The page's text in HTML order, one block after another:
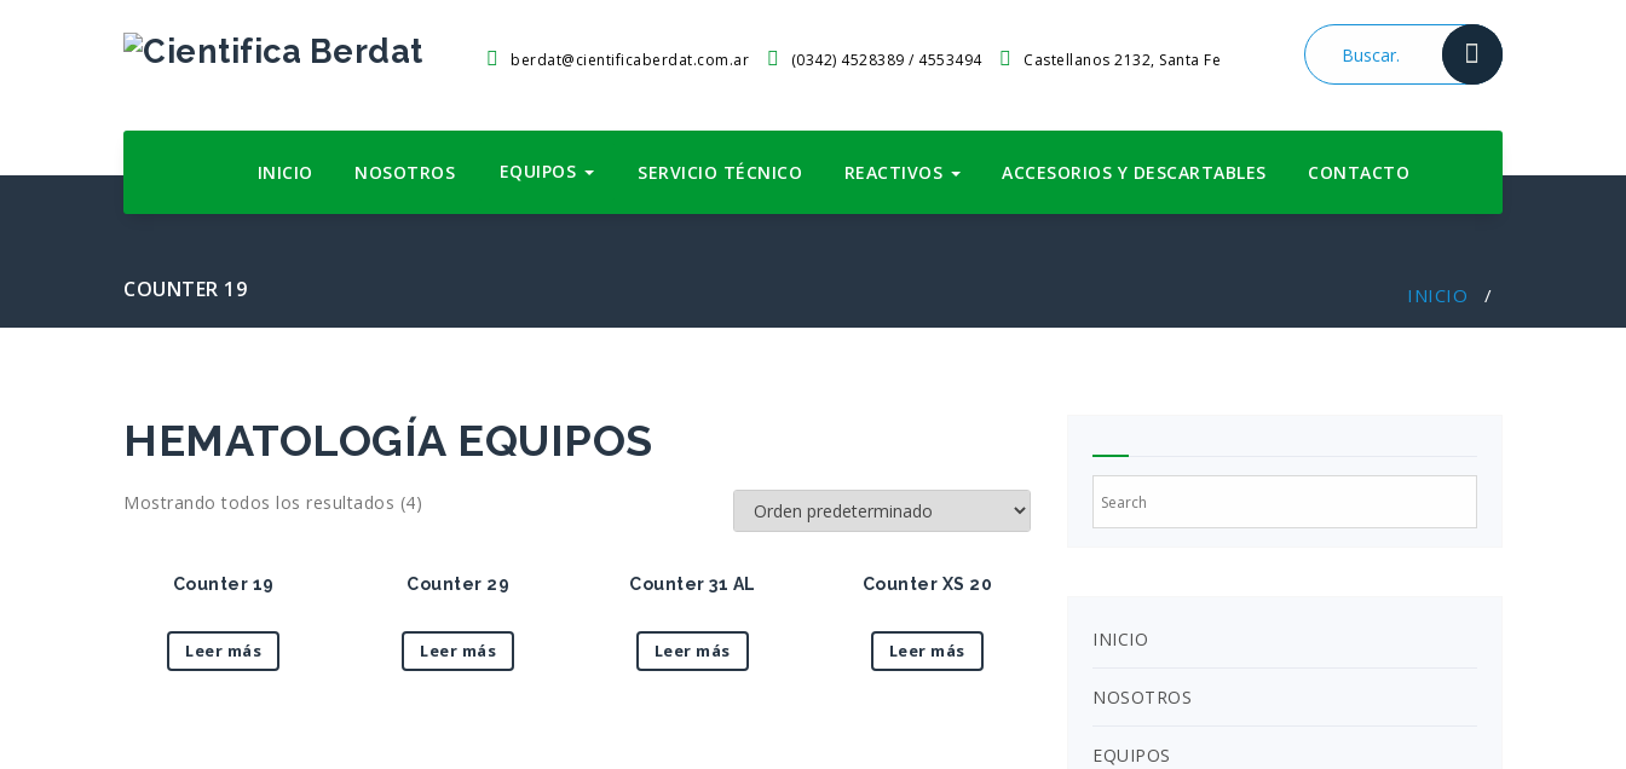
berdat@cientificaberdat.com.ar (0342) 4528389 / 4553494 Castellanos 2132, Santa Fe
INICIO NOSOTROS EQUIPOS SERVICIO TÉCNICO REACTIVOS ACCESORIOS Y DESCARTABLES CONTACTO
COUNTER 19 INICIO /
HEMATOLOGÍA EQUIPOS
Mostrando todos los resultados (4)
Counter 19
Leer más
Counter 29
Leer más
Counter 31 AL
Leer más
Counter XS 20
Leer más
INICIO
NOSOTROS
EQUIPOS